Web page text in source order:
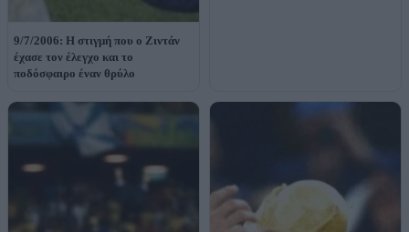
9/7/2006: Η στιγμή που ο Ζιντάν
έχασε τον έλεγχο και το
ποδόσφαιρο έναν θρύλο